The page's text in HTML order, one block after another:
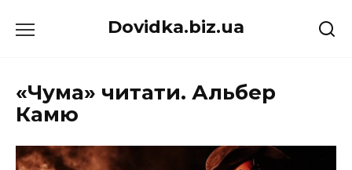
до
Dovidka.biz.ua
«Чума» читати. Альбер
Камю